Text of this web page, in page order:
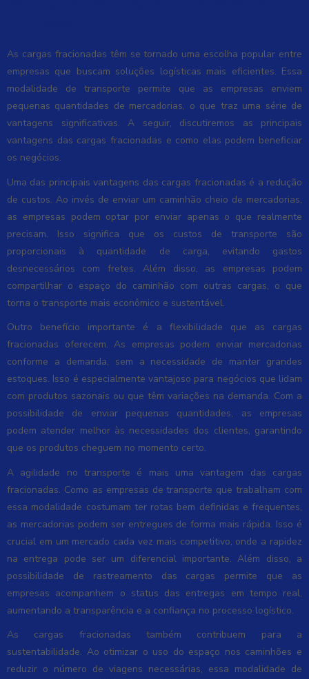
As cargas fracionadas têm se tornado uma escolha popular entre
empresas que buscam soluções logísticas mais eficientes. Essa
modalidade de transporte permite que as empresas enviem
pequenas quantidades de mercadorias, o que traz uma série de
vantagens significativas. A seguir, discutiremos as principais
vantagens das cargas fracionadas e como elas podem beneficiar
os negócios.
Uma das principais vantagens das cargas fracionadas é a redução
de custos. Ao invés de enviar um caminhão cheio de mercadorias,
as empresas podem optar por enviar apenas o que realmente
precisam. Isso significa que os custos de transporte são
proporcionais à quantidade de carga, evitando gastos
desnecessários com fretes. Além disso, as empresas podem
compartilhar o espaço do caminhão com outras cargas, o que
torna o transporte mais econômico e sustentável.
Outro benefício importante é a flexibilidade que as cargas
fracionadas oferecem. As empresas podem enviar mercadorias
conforme a demanda, sem a necessidade de manter grandes
estoques. Isso é especialmente vantajoso para negócios que lidam
com produtos sazonais ou que têm variações na demanda. Com a
possibilidade de enviar pequenas quantidades, as empresas
podem atender melhor às necessidades dos clientes, garantindo
que os produtos cheguem no momento certo.
A agilidade no transporte é mais uma vantagem das cargas
fracionadas. Como as empresas de transporte que trabalham com
essa modalidade costumam ter rotas bem definidas e frequentes,
as mercadorias podem ser entregues de forma mais rápida. Isso é
crucial em um mercado cada vez mais competitivo, onde a rapidez
na entrega pode ser um diferencial importante. Além disso, a
possibilidade de rastreamento das cargas permite que as
empresas acompanhem o status das entregas em tempo real,
aumentando a transparência e a confiança no processo logístico.
As cargas fracionadas também contribuem para a
sustentabilidade. Ao otimizar o uso do espaço nos caminhões e
reduzir o número de viagens necessárias, essa modalidade de